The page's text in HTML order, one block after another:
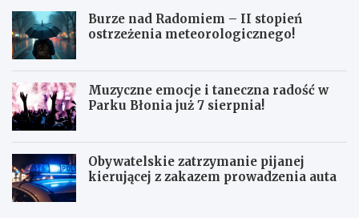
Burze nad Radomiem – II stopień
ostrzeżenia meteorologicznego!
Muzyczne emocje i taneczna radość w
Parku Błonia już 7 sierpnia!
Obywatelskie zatrzymanie pijanej
kierującej z zakazem prowadzenia auta
G
B